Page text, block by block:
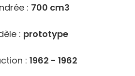
: 700 cm3
: prototype
: 1962 - 1962